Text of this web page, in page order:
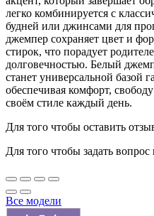
легко комбинируется с
будней или джинсами для
джемпер сохраняет цвет и
стирок, что порадует
долговечностью. Белый
станет универсальной базой
обеспечивая комфорт,
своём стиле каждый день.
Для того чтобы оставить
Для того чтобы задать
Все модели